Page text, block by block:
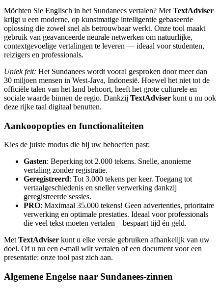
Möchten Sie Englisch in het Sundanees vertalen? Met TextAdviser
krijgt u een moderne, op kunstmatige intelligentie gebaseerde
oplossing die zowel snel als betrouwbaar werkt. Onze tool maakt
gebruik van geavanceerde neurale netwerken om natuurlijke,
contextgevoelige vertalingen te leveren — ideaal voor studenten,
reizigers en professionals.
Uniek feit: Het Sundanees wordt vooral gesproken door meer dan
30 miljoen mensen in West-Java, Indonesië. Hoewel het niet tot de
officiële talen van het land behoort, heeft het grote culturele en
sociale waarde binnen de regio. Dankzij TextAdviser kunt u nu ook
deze rijke taal digitaal benutten.
Aankoopopties en functionaliteiten
Kies de juiste modus die bij uw behoeften past:
Gasten: Beperking tot 2.000 tekens. Snelle, anonieme
vertaling zonder registratie.
Geregistreerd: Tot 3.000 tekens per keer. Toegang tot
vertaalgeschiedenis en sneller verwerking dankzij
geregistreerde sessies.
PRO: Maximaal 35.000 tekens! Geen advertenties, prioritaire
verwerking en optimale prestaties. Ideaal voor professionals
die veel tekst moeten vertalen – bespaart tijd én geld.
MetTextAdviser kunt u elke versie gebruiken afhankelijk van uw
doel. Of u nu een e-mail wilt vertalen of een document voor een
presentatie: onze tool past zich aan.
Algemene Engelse naar Sundanees-zinnen